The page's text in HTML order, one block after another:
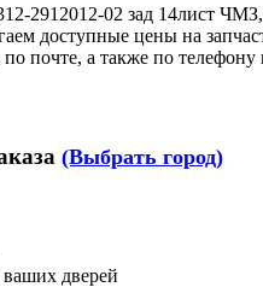
2912012-02 зад 14лист
доступные цены на
по почте, а также по
(Выбрать город)
ваших дверей